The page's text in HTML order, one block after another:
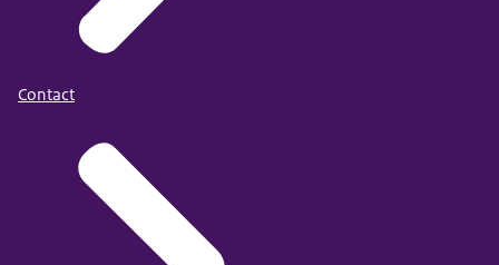
Contact